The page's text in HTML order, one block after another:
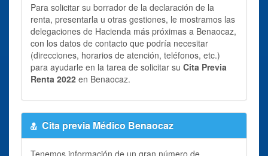
Para solicitar su borrador de la declaración de la
renta, presentarla u otras gestiones, le mostramos las
delegaciones de Hacienda más próximas a Benaocaz,
con los datos de contacto que podría necesitar
(direcciones, horarios de atención, teléfonos, etc.)
para ayudarle en la tarea de solicitar su Cita Previa
Renta 2022 en Benaocaz.
Cita previa Médico Benaocaz
Tenemos información de un gran número de